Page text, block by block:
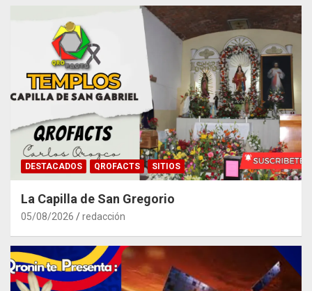
DESTACADOS QROFACTS SITIOS
La Capilla de San Gregorio
05/08/2026 redacción